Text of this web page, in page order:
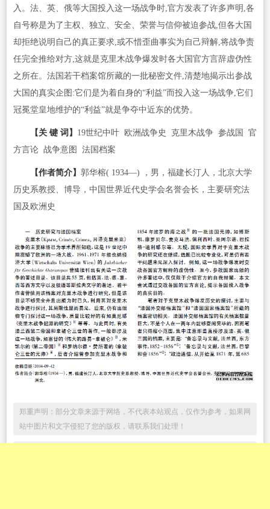
入。法、英、俄等大国投入这一场战争时,官方发表了许多声明,各
自号称是为了主权、独立、安全、荣誉与信仰被迫参战,但各大国
却拒绝说明自己的真正要求,或不惜歪曲事实为自己辩解,将战争责
任完全推给对方,这就是克里木战争爆发时各大国官方言辞虚伪性
之所在。法国若干档案馆所藏的一批秘密文件,清楚地揭示出参战
大国的真实企图:它们是为着自身的“利益”而投入这一场战争,它们
冠冕堂皇地维护的“利益”就是争夺中近东的优势。
【关 键 词】 19世纪中叶 欧洲战争史 克里木战争 参战国 官
方言论 战争意图 法国档案
【作者简介】 郭华榕( 1934—) ，男，福建长汀人，北京大学
历史系教授、博导，中国世界近代史学会名誉会长，主要研究法
国及欧洲史
郑重声明：部分文章来源于网络，不代表本站观点，仅作为参考，如果网
站中图片和文字侵犯了您的版权，请联系我们处理！